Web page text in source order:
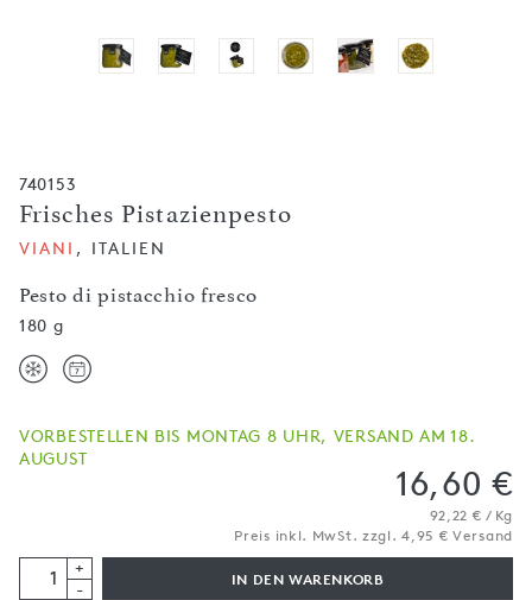
740153
Frisches Pistazienpesto
Pesto di pistacchio fresco
VIANI , ITALIEN
180 g
VORBESTELLEN BIS MONTAG 8 UHR, VERSAND AM 18.
AUGUST
16,60 €
92,22 € / Kg
Preis inkl. MwSt. zzgl. 4,95 € Versand
+
-
IN DEN WARENKORB